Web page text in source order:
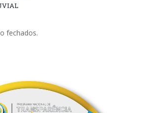
fechados.